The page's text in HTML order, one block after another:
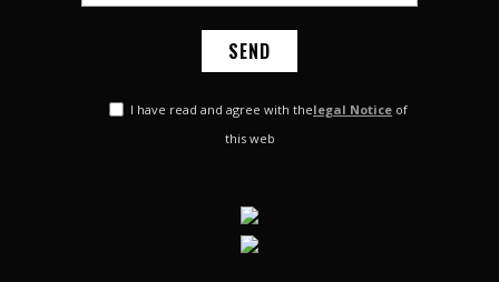
I have read and agree with thelegal Notice of
this web